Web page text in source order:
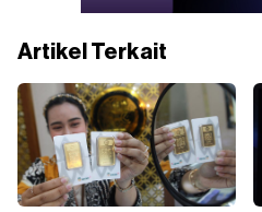
Artikel Terkait